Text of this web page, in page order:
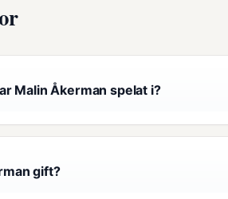
Malin Åkerman spelat i?
gift?